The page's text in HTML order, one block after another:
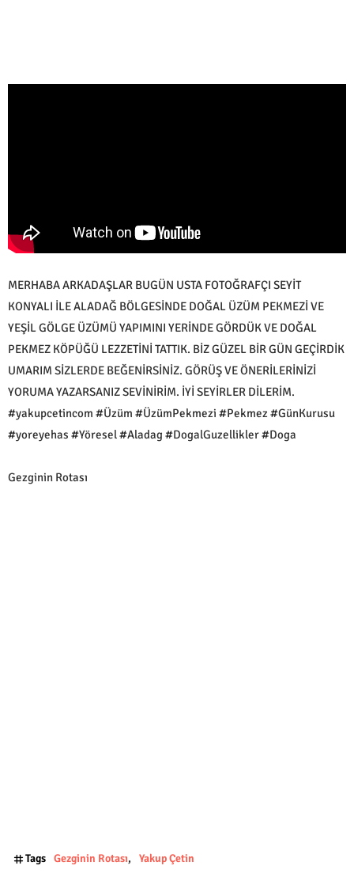
MERHABA ARKADAŞLAR BUGÜN USTA FOTOĞRAFÇI SEYİT
KONYALI İLE ALADAĞ BÖLGESİNDE DOĞAL ÜZÜM PEKMEZİ VE
YEŞİL GÖLGE ÜZÜMÜ YAPIMINI YERİNDE GÖRDÜK VE DOĞAL
PEKMEZ KÖPÜĞÜ LEZZETİNİ TATTIK. BİZ GÜZEL BİR GÜN GEÇİRDİK
UMARIM SİZLERDE BEĞENİRSİNİZ. GÖRÜŞ VE ÖNERİLERİNİZİ
YORUMA YAZARSANIZ SEVİNİRİM. İYİ SEYİRLER DİLERİM.
#yakupcetincom #Üzüm #ÜzümPekmezi #Pekmez #GünKurusu
#yoreyehas #Yöresel #Aladag #DogalGuzellikler #Doga
Gezginin Rotası
Tags Gezginin Rotası Yakup Çetin